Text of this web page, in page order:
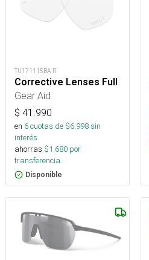
TU171115BA-R
Corrective Lenses Full
Gear Aid
$ 41.990
en 6cuotas de $6.998sin
interés
ahorras $1.680 por
transferencia.
Disponible